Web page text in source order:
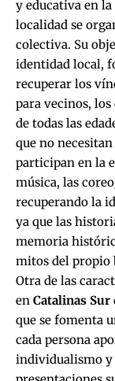
y educativa en
localidad se
colectiva. Su
identidad local,
recuperar los
para vecinos,
de todas las
que no
participan en la
música, las
recuperando la
ya que las
memoria
mitos del propio
Otra de las
en Catalinas Sur
que se fomenta
cada persona
individualismo y